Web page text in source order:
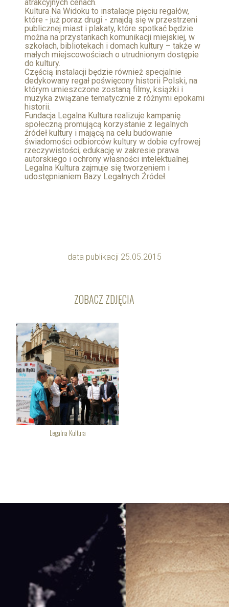
atrakcyjnych cenach.
Kultura Na Widoku to instalacje pięciu regałów,
które - już poraz drugi - znajdą się w przestrzeni
publicznej miast i plakaty, które spotkać będzie
można na przystankach komunikacji miejskiej, w
szkołach, bibliotekach i domach kultury – także w
małych miejscowościach o utrudnionym dostępie
do kultury.
Częścią instalacji będzie również specjalnie
dedykowany regał poświęcony historii Polski, na
którym umieszczone zostaną filmy, książki i
muzyka związane tematycznie z różnymi epokami
historii.
Fundacja Legalna Kultura realizuje kampanię
społeczną promującą korzystanie z legalnych
źródeł kultury i mającą na celu budowanie
świadomości odbiorców kultury w dobie cyfrowej
rzeczywistości, edukację w zakresie prawa
autorskiego i ochrony własności intelektualnej.
Legalna Kultura zajmuje się tworzeniem i
udostępnianiem Bazy Legalnych Źródeł.
data publikacji 25.05.2015
ZOBACZ ZDJĘCIA
Legalna Kultura